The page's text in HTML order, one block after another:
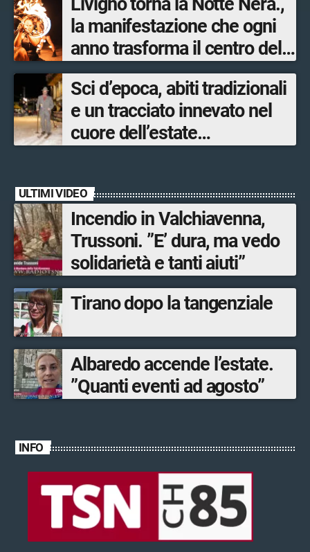
dall’Associazione
mandamentale di
Confcommercio Sondrio in
collaborazione con Sondrio
Shopping.
la manifestazione che ogni
anno trasforma il centro del
paese in un palcoscenico a
cielo aperto
Sci d’epoca, abiti tradizionali
e un tracciato innevato nel
cuore dell’estate
ULTIMI VIDEO
Incendio in Valchiavenna,
Trussoni. ”E’ dura, ma vedo
solidarietà e tanti aiuti”
Tirano dopo la tangenziale
Albaredo accende l’estate.
”Quanti eventi ad agosto”
INFO